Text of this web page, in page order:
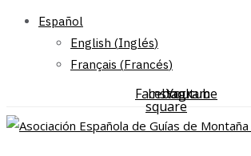
Español
English (Inglés)
Français (Francés)
Facebook-
square
Instagram
Youtube